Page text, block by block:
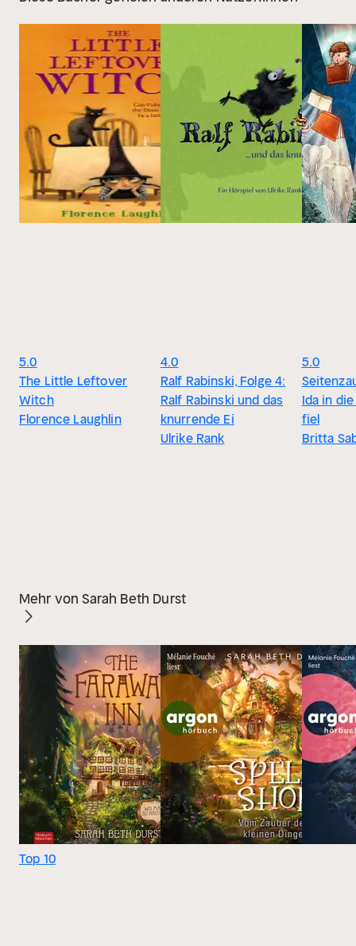
5.0
The Little Leftover
Witch
Florence Laughlin
4.0
Ralf Rabinski, Folge 4:
Ralf Rabinski und das
knurrende Ei
Ulrike Rank
5.0
Ida in
fiel
Britta
Mehr von Sarah Beth Durst
Top 10